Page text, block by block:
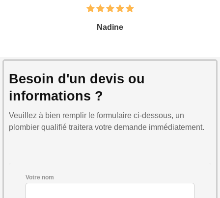
Nadine
Besoin d'un devis ou
informations ?
Veuillez à bien remplir le formulaire ci-dessous, un
plombier qualifié traitera votre demande immédiatement.
Votre nom